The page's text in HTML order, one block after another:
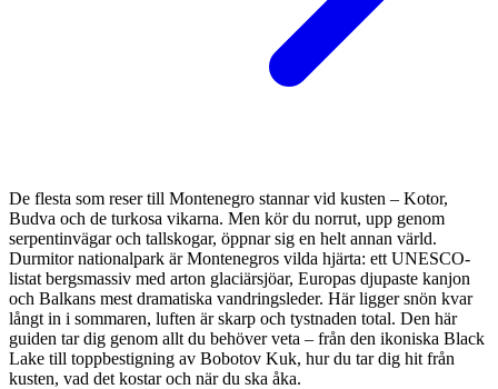
De flesta som reser till Montenegro stannar vid kusten – Kotor,
Budva och de turkosa vikarna. Men kör du norrut, upp genom
serpentinvägar och tallskogar, öppnar sig en helt annan värld.
Durmitor nationalpark är Montenegros vilda hjärta: ett UNESCO-
listat bergsmassiv med arton glaciärsjöar, Europas djupaste kanjon
och Balkans mest dramatiska vandringsleder. Här ligger snön kvar
långt in i sommaren, luften är skarp och tystnaden total. Den här
guiden tar dig genom allt du behöver veta – från den ikoniska Black
Lake till toppbestigning av Bobotov Kuk, hur du tar dig hit från
kusten, vad det kostar och när du ska åka.